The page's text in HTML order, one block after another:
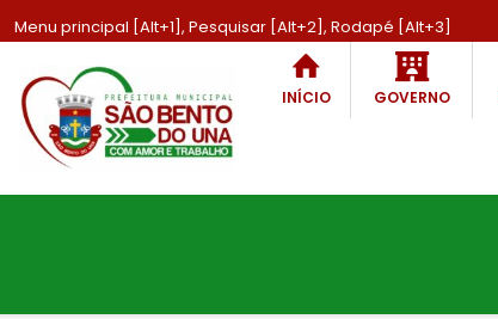
Menu principal [Alt+1], Pesquisar [Alt+2], Rodapé [Alt+3]
INÍCIO GOVERNO